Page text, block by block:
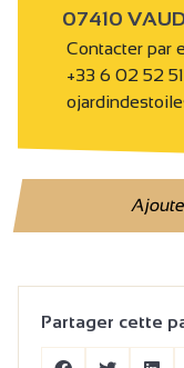
07410
Contacter par
+33 6 02 52
Partager cette